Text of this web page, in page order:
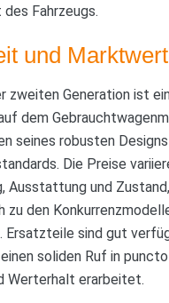
Fahrzeugs.
und Marktwert
zweiten Generation ist
dem
seines robusten
Die Preise
Ausstattung und
zu den
sind gut
soliden Ruf in puncto
Werterhalt erarbeitet.